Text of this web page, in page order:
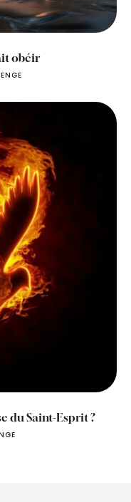
obéir
du Saint-Esprit ?